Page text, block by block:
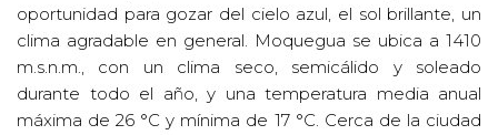
oportunidad para gozar del cielo azul, el sol brillante, un
clima agradable en general. Moquegua se ubica a 1410
m.s.n.m., con un clima seco, semicálido y soleado
durante todo el año, y una temperatura media anual
máxima de 26 °C y mínima de 17 °C. Cerca de la ciudad